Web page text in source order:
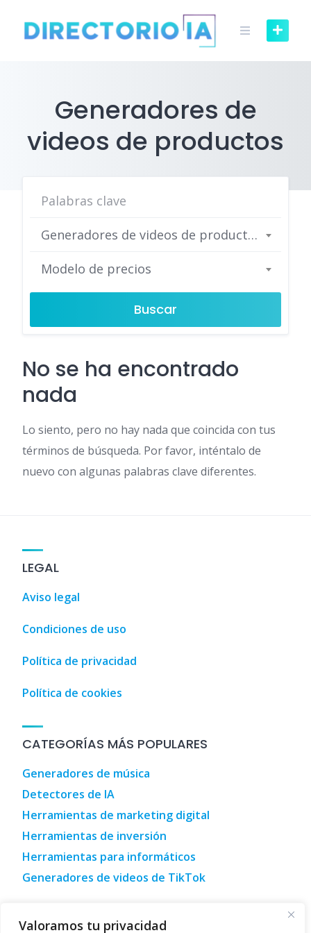
Valoramos tu privacidad
content
Generadores de
videos de productos
Generadores de videos de productos
Modelo de precios
Buscar
No se ha encontrado
nada
Lo siento, pero no hay nada que coincida con tus
términos de búsqueda. Por favor, inténtalo de
nuevo con algunas palabras clave diferentes.
LEGAL
Aviso legal
Condiciones de uso
Política de privacidad
Política de cookies
CATEGORÍAS MÁS POPULARES
Generadores de música
Detectores de IA
Herramientas de marketing digital
Herramientas de inversión
Herramientas para informáticos
Generadores de videos de TikTok
de turismo, ocio y compra • Málaga, España Tourism,